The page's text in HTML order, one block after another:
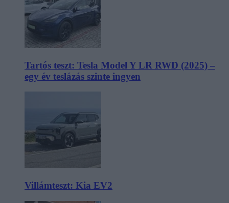
Tartós teszt: Tesla Model Y LR RWD (2025) –
egy év teslázás szinte ingyen
Villámteszt: Kia EV2